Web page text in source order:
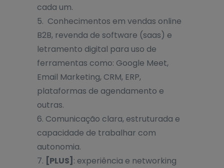
cada um.
5. Conhecimentos em vendas online
B2B, revenda de software (saas) e
letramento digital para uso de
ferramentas como: Google Meet,
Email Marketing, CRM, ERP,
plataformas de agendamento e
outras.
6. Comunicação clara, estruturada e
capacidade de trabalhar com
autonomia.
7. [PLUS] : experiência e networking